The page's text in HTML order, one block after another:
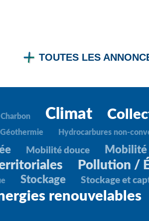
TOUTES LES
Charbon Climat
Géothermie Hydrocarbures non-
Mobilité douce
Pollution /
Stockage Stockage et
renouvelables